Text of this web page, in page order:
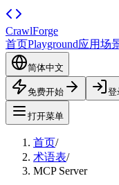
CrawlForge
首页Playground应用场
简体中文
免费开始 登
打开菜单
首页/
术语表/
MCP Server